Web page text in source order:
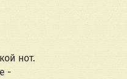
нот.
-